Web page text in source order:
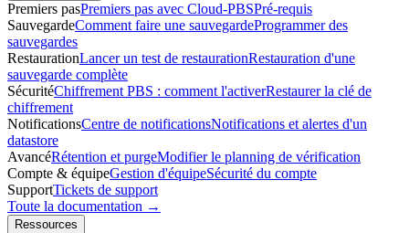
Premiers pasPremiers pas avec Cloud-PBSPré-requis
SauvegardeComment faire une sauvegardeProgrammer des
sauvegardes
RestaurationLancer un test de restaurationRestauration d'une
sauvegarde complète
SécuritéChiffrement PBS : comment l'activerRestaurer la clé de
chiffrement
NotificationsCentre de notificationsNotifications et alertes d'un
datastore
AvancéRétention et purgeModifier le planning de vérification
Compte & équipeGestion d'équipeSécurité du compte
SupportTickets de support
Toute la documentation →
Ressources